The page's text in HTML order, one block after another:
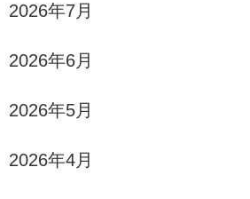
2026年7月
2026年6月
2026年5月
2026年4月